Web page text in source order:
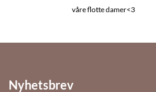
våre flotte damer<3
Nyhetsbrev